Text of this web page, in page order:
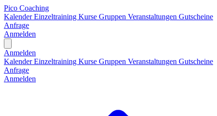
Pico Coaching
KalenderEinzeltraining Kurse Gruppen Veranstaltungen Gutscheine
Anfrage
Anmelden
Anmelden
KalenderEinzeltraining Kurse Gruppen Veranstaltungen Gutscheine
Anfrage
Anmelden